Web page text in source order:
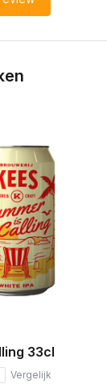
33cl
Vergelijk